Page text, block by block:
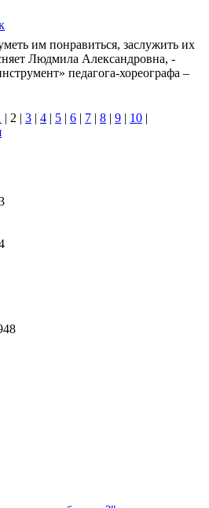
им понравиться, заслужить их
Людмила Александровна, -
педагога-хореографа –
| 2 | 3 | 4 | 5 | 6 | 7 | 8 | 9 | 10 |